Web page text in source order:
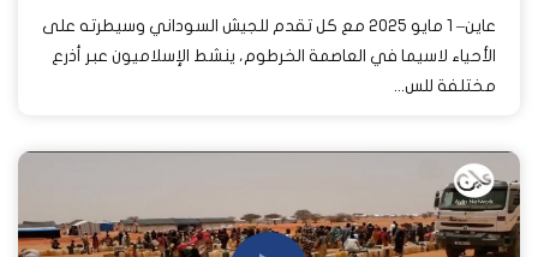
عاين– 1 مايو 2025 مع كل تقدم للجيش السوداني وسيطرته على
الأحياء لاسيما في العاصمة الخرطوم، ينشط الإسلاميون عبر أذرع
مختلفة للس...